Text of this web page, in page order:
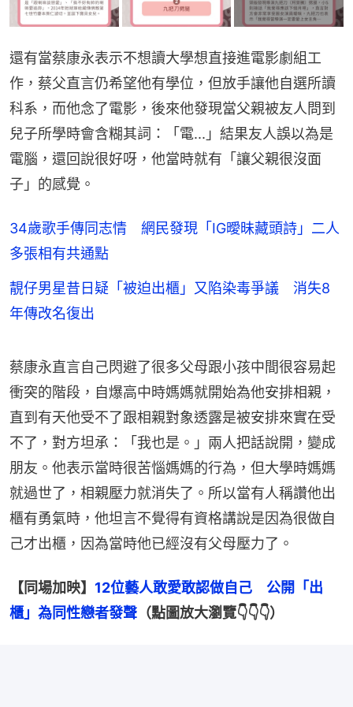
還有當蔡康永表示不想讀大學想直接進電影劇組工
作，蔡父直言仍希望他有學位，但放手讓他自選所讀
科系，而他念了電影，後來他發現當父親被友人問到
兒子所學時會含糊其詞：「電...」結果友人誤以為是
電腦，還回說很好呀，他當時就有「讓父親很沒面
子」的感覺。
34歲歌手傳同志情 網民發現「IG曖昧藏頭詩」二人
多張相有共通點
靚仔男星昔日疑「被迫出櫃」又陷染毒爭議 消失8
年傳改名復出
蔡康永直言自己閃避了很多父母跟小孩中間很容易起
衝突的階段，自爆高中時媽媽就開始為他安排相親，
直到有天他受不了跟相親對象透露是被安排來實在受
不了，對方坦承：「我也是。」兩人把話說開，變成
朋友。他表示當時很苦惱媽媽的行為，但大學時媽媽
就過世了，相親壓力就消失了。所以當有人稱讚他出
櫃有勇氣時，他坦言不覺得有資格講說是因為很做自
己才出櫃，因為當時他已經沒有父母壓力了。
【同場加映】 12位藝人敢愛敢認做自己　公開「出
櫃」為同性戀者發聲 （點圖放大瀏覽👇👇👇）